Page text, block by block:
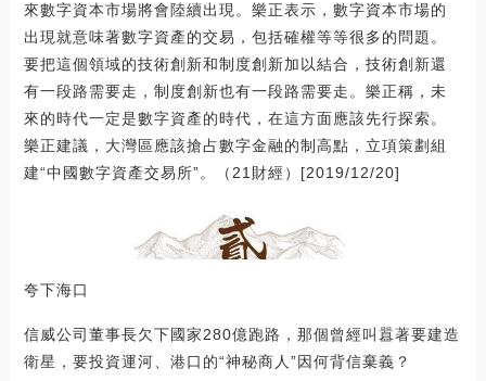
來數字資本市場將會陸續出現。樂正表示，數字資本市場的
出現就意味著數字資產的交易，包括確權等等很多的問題。
要把這個領域的技術創新和制度創新加以結合，技術創新還
有一段路需要走，制度創新也有一段路需要走。樂正稱，未
來的時代一定是數字資產的時代，在這方面應該先行探索。
樂正建議，大灣區應該搶占數字金融的制高點，立項策劃組
建“中國數字資產交易所”。（21財經）[2019/12/20]
夸下海口
信威公司董事長欠下國家280億跑路，那個曾經叫囂著要建造
衛星，要投資運河、港口的“神秘商人”因何背信棄義？